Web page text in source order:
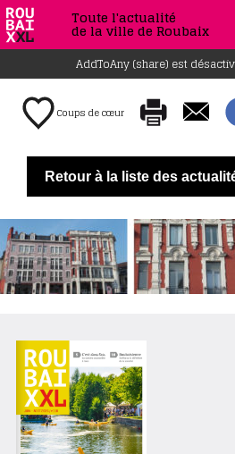
Toute l'actualité
de la ville de Roubaix
AddToAny (share) est
Coups de cœur
Retour à la liste des